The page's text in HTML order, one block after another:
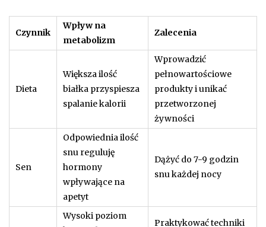
Czynnik
Wpływ na
metabolizm
Zalecenia
Dieta
Większa ilość
białka przyspiesza
spalanie kalorii
Wprowadzić
pełnowartościowe
produkty i unikać
przetworzonej
żywności
Sen
Odpowiednia ilość
snu reguluję
hormony
wpływające na
apetyt
Dążyć do 7-9 godzin
snu każdej nocy
Wysoki poziom
Praktykować techniki